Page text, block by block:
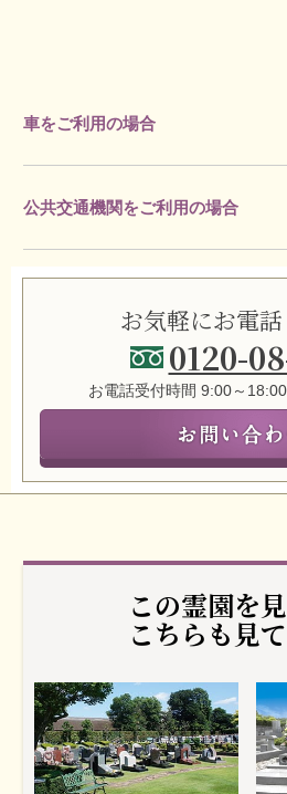
車をご利用の場合
公共交通機関をご利用の場合
お気軽にお電
0120-
お電話受付時間 9:00～
この霊園を
こちらも見